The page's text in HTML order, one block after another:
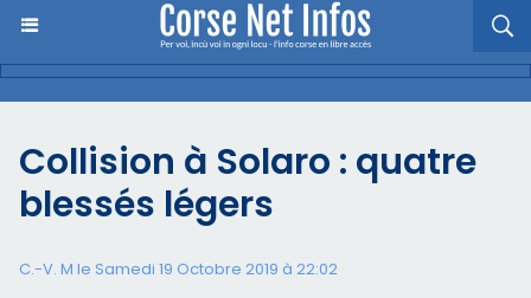
Collision à Solaro : quatre
blessés légers
C.-V. M le Samedi 19 Octobre 2019 à 22:02